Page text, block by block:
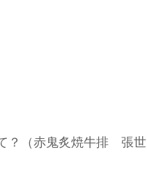
？（赤鬼炙焼牛排 張世